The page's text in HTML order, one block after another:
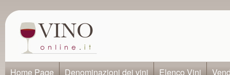
Home Page Denominazioni dei vini Elenco Vini